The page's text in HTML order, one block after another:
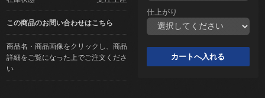
この商品のお問い合わせはこちら
商品名・商品画像をクリックし、商品
詳細をご覧になった上でご注文くださ
い
仕上がり